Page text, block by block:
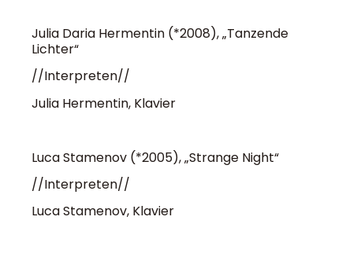
Julia Daria Hermentin (*2008), „Tanzende
Lichter“
//Interpreten//
Julia Hermentin, Klavier
Luca Stamenov (*2005), „Strange Night“
//Interpreten//
Luca Stamenov, Klavier